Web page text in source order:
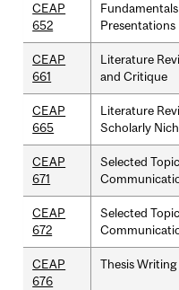
CEAP
652
Presentations
CEAP
661
Literature
and Critique
CEAP
665
Literature
Scholarly
CEAP
671
Selected
CEAP
672
Selected
CEAP
676
Thesis Writing